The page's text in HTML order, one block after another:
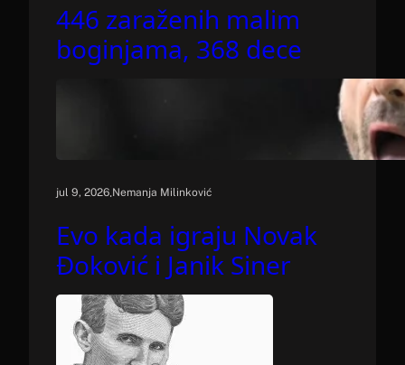
446 zaraženih malim
boginjama, 368 dece
jul 9, 2026.Nemanja Milinković
Evo kada igraju Novak
Đoković i Janik Siner